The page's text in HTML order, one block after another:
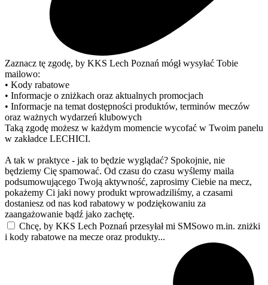
Zaznacz tę zgodę, by KKS Lech Poznań mógł wysyłać Tobie
mailowo:
• Kody rabatowe
• Informacje o zniżkach oraz aktualnych promocjach
• Informacje na temat dostępności produktów, terminów meczów
oraz ważnych wydarzeń klubowych
Taką zgodę możesz w każdym momencie wycofać w Twoim panelu
w zakładce LECHICI.
A tak w praktyce - jak to będzie wyglądać? Spokojnie, nie
będziemy Cię spamować. Od czasu do czasu wyślemy maila
podsumowującego Twoją aktywność, zaprosimy Ciebie na mecz,
pokażemy Ci jaki nowy produkt wprowadziliśmy, a czasami
dostaniesz od nas kod rabatowy w podziękowaniu za
zaangażowanie bądź jako zachętę.
Chcę, by KKS Lech Poznań przesyłał mi SMSowo m.in. zniżki
i kody rabatowe na mecze oraz produkty...